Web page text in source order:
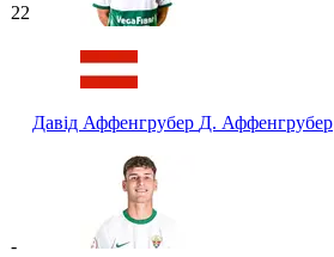
22
Давід Аффенгрубер Д. Аффенгрубер
-